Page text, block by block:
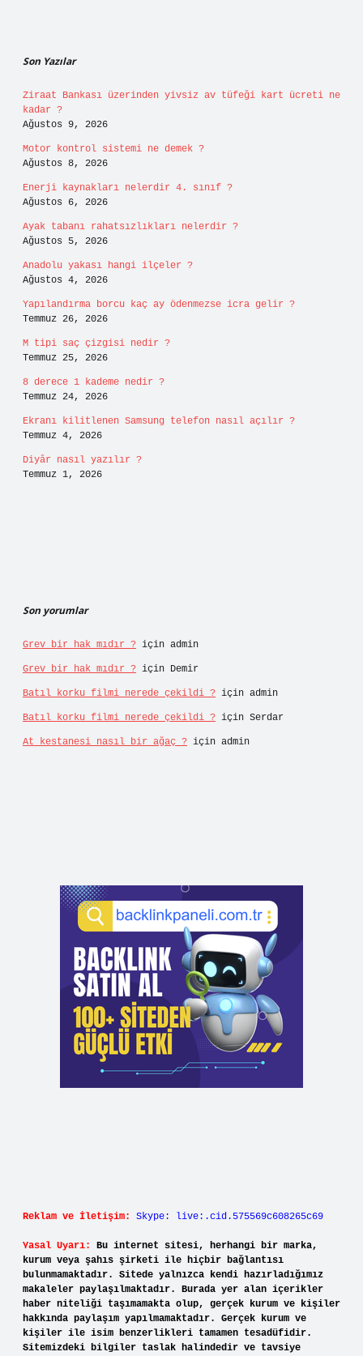
Son Yazılar
Ziraat Bankası üzerinden yivsiz av tüfeği kart ücreti ne
kadar ?
Ağustos 9, 2026
Motor kontrol sistemi ne demek ?
Ağustos 8, 2026
Enerji kaynakları nelerdir 4. sınıf ?
Ağustos 6, 2026
Ayak tabanı rahatsızlıkları nelerdir ?
Ağustos 5, 2026
Anadolu yakası hangi ilçeler ?
Ağustos 4, 2026
Yapılandırma borcu kaç ay ödenmezse icra gelir ?
Temmuz 26, 2026
M tipi saç çizgisi nedir ?
Temmuz 25, 2026
8 derece 1 kademe nedir ?
Temmuz 24, 2026
Ekranı kilitlenen Samsung telefon nasıl açılır ?
Temmuz 4, 2026
Diyâr nasıl yazılır ?
Temmuz 1, 2026
Son yorumlar
Grev bir hak mıdır ? için admin
Grev bir hak mıdır ? için Demir
Batıl korku filmi nerede çekildi ? için admin
Batıl korku filmi nerede çekildi ? için Serdar
At kestanesi nasıl bir ağaç ? için admin
Reklam ve İletişim: Skype: live:.cid.575569c608265c69
Yasal Uyarı:
Bu internet sitesi, herhangi bir marka,
kurum veya şahıs şirketi ile hiçbir bağlantısı
bulunmamaktadır. Sitede yalnızca kendi hazırladığımız
makaleler paylaşılmaktadır. Burada yer alan içerikler
haber niteliği taşımamakta olup, gerçek kurum ve kişiler
hakkında paylaşım yapılmamaktadır. Gerçek kurum ve
kişiler ile isim benzerlikleri tamamen tesadüfidir.
Sitemizdeki bilgiler taslak halindedir ve tavsiye